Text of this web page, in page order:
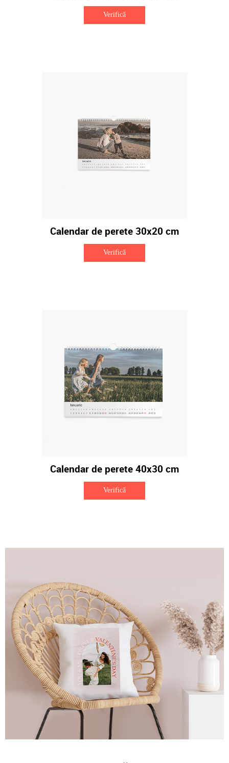
Verifică
Calendar de perete 30x20 cm
Verifică
Calendar de perete 40x30 cm
Verifică